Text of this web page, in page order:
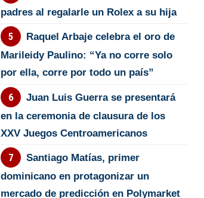
padres al regalarle un Rolex a su hija
Raquel Arbaje celebra el oro de
Marileidy Paulino: “Ya no corre solo
por ella, corre por todo un país”
Juan Luis Guerra se presentará
en la ceremonia de clausura de los
XXV Juegos Centroamericanos
Santiago Matías, primer
dominicano en protagonizar un
mercado de predicción en Polymarket